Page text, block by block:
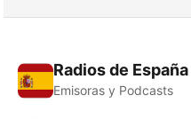
Radios de España
Emisoras y Podcasts